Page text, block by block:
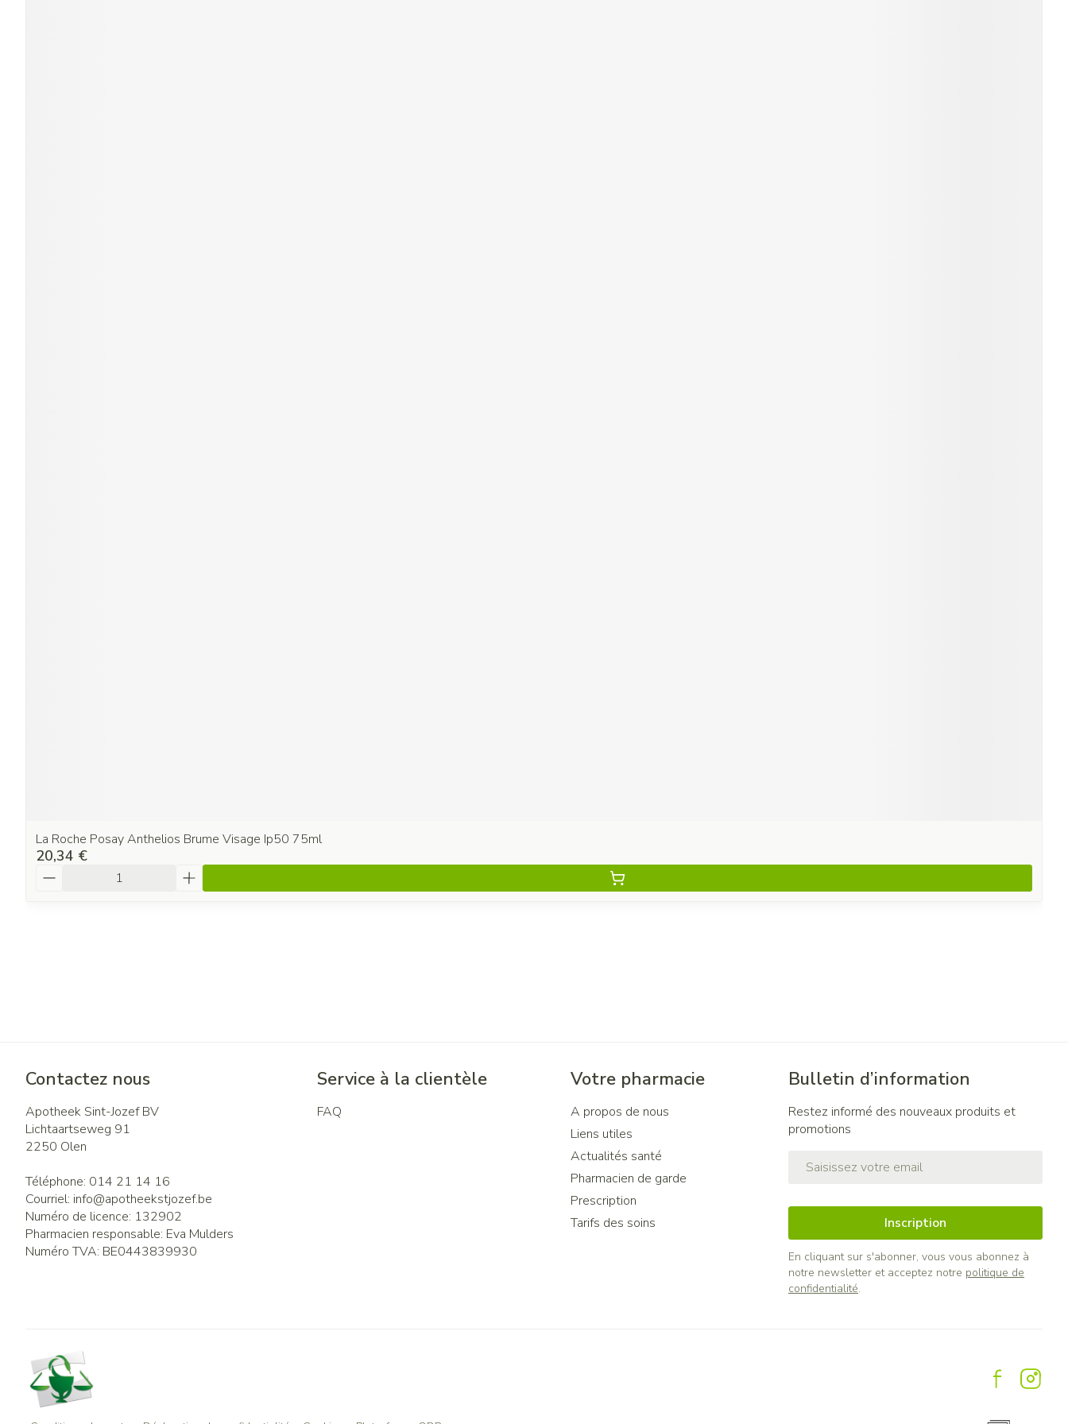
La Roche Posay Anthelios Brume Visage Ip50 75ml
20,34 €
Contactez nous
Apotheek Sint-Jozef BV
Lichtaartseweg 91
2250 Olen
Téléphone: 014 21 14 16
Courriel: info@apotheekstjozef.be
Numéro de licence: 132902
Pharmacien responsable: Eva Mulders
Numéro TVA: BE0443839930
Service à la clientèle
FAQ
Votre pharmacie
A propos de nous
Liens utiles
Actualités santé
Pharmacien de garde
Prescription
Tarifs des soins
Bulletin d’information
Restez informé des nouveaux produits et
promotions
Inscription
En cliquant sur s'abonner, vous vous abonnez à
notre newsletter et acceptez notre politique de
confidentialité.